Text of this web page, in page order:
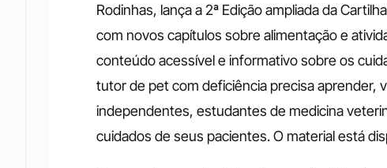
Rodinhas, lança a 2ª Edição ampliada da
com novos capítulos sobre alimentação e
conteúdo acessível e informativo sobre os
tutor de pet com deficiência precisa
independentes, estudantes de medicina
cuidados de seus pacientes. O material está